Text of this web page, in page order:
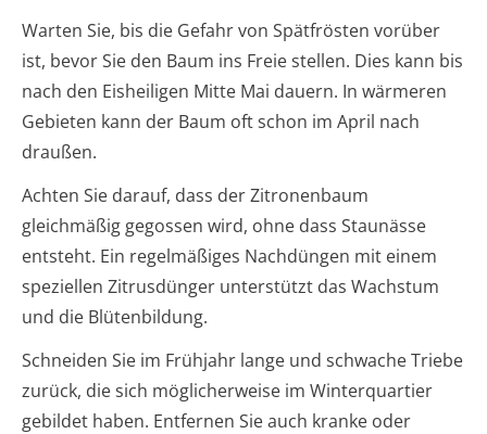
Warten Sie, bis die Gefahr von Spätfrösten vorüber
ist, bevor Sie den Baum ins Freie stellen. Dies kann bis
nach den Eisheiligen Mitte Mai dauern. In wärmeren
Gebieten kann der Baum oft schon im April nach
draußen.
Achten Sie darauf, dass der Zitronenbaum
gleichmäßig gegossen wird, ohne dass Staunässe
entsteht. Ein regelmäßiges Nachdüngen mit einem
speziellen Zitrusdünger unterstützt das Wachstum
und die Blütenbildung.
Schneiden Sie im Frühjahr lange und schwache Triebe
zurück, die sich möglicherweise im Winterquartier
gebildet haben. Entfernen Sie auch kranke oder